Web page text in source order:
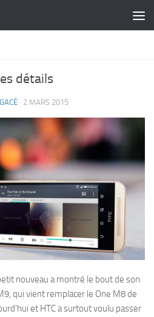
détails
· 2 MARS 2015
nouveau a montré le bout de son
qui vient remplacer le One M8 de
et HTC a surtout voulu passer